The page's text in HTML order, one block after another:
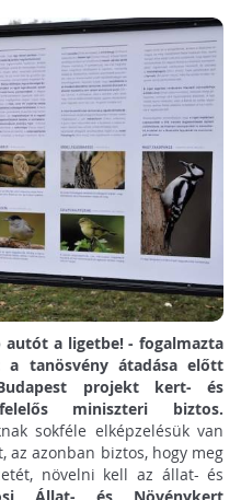
autót a ligetbe! - fogalmazta
a tanösvény átadása előtt
projekt kert- és
miniszteri biztos.
sokféle elképzelésük van
az azonban biztos, hogy meg
növelni kell az állat- és